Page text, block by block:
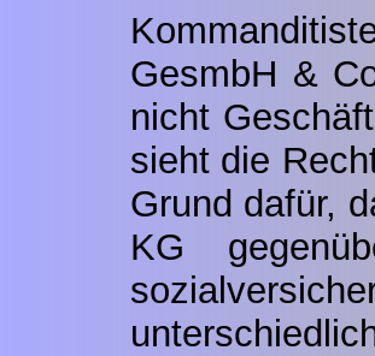
GesmbH &
nicht
sieht die
Grund dafür,
KG